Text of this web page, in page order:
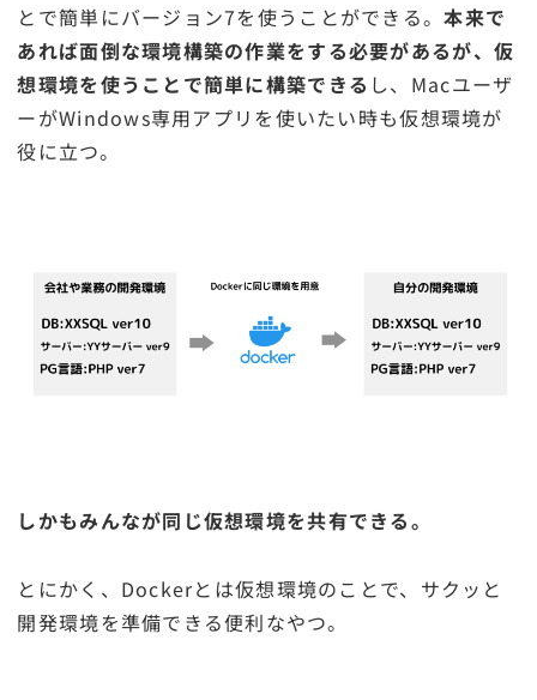
とで簡単にバージョン7を使うことができる。本来で
あれば面倒な環境構築の作業をする必要があるが、仮
想環境を使うことで簡単に構築できる し、Macユーザ
ーがWindows専用アプリを使いたい時も仮想環境が
役に立つ。
しかもみんなが同じ仮想環境を共有できる。
とにかく、Dockerとは仮想環境のことで、サクッと
開発環境を準備できる便利なやつ。